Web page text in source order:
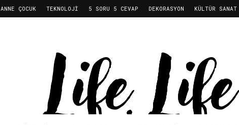
ANNE ÇOCUK TEKNOLOJI 5 SORU 5 CEVAP DEKORASYON KÜLTÜR SANAT